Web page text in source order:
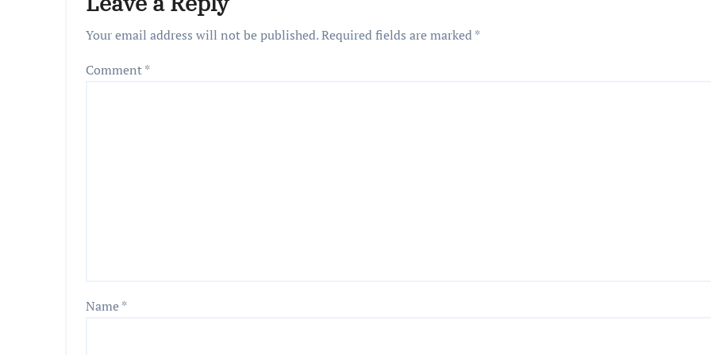
Your email address will not be published.Required fields are marked*
Comment*
Name*